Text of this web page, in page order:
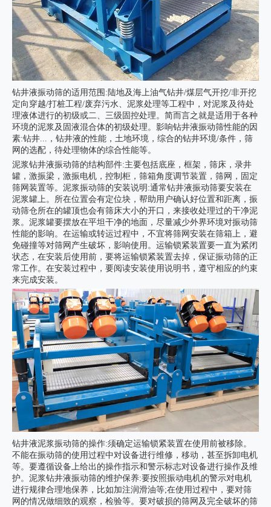
钻井液振动筛的适用范围:陆地及海上油气钻井/煤层气开挖/非开挖
定向穿越/打桩工程/废弃污水、泥浆处理等工程中，对泥浆及待处
理液体进行的初级或二、三级固控处理。简而言之就是适用于各种
环境的泥浆及固液混合体的初级处理。影响钻井液振动筛性能的因
素:钻井...，钻井液的性能，土地环境，综合的钻井环境/条件，筛
网的选配，待处理物体的综合性能等。
泥浆钻井液振动筛的结构部件:主要包括底座，框架，筛床，录井
罐，激振梁，激振电机，控制柜，筛箱角度调节装置，筛网，固定
筛网装置等。泥浆振动筛的安装说明:通常钻井液振动筛要安装在
泥浆罐上。所在位置会有定位块，帮助用户确认好位置和距离，振
动筛仓所在的罐顶也会有筛床大小的开口，来接收处理过的干净泥
浆。泥浆罐要摆放在平坦干净的地面，尽量减少外界环境对振动筛
性能的影响。在运输或转运过程中，不宜将筛网安装在筛箱上，避
免碰撞等对筛网产生破坏，影响使用。运输锁紧装置要一直为紧闭
状态，在安装后使用前，要将运输锁紧装置去掉，保证振动筛的正
常工作。在安装过程中，要阅读安装使用说明书，遵守相应的约束
来完成安装。
钻井液泥浆振动筛的操作:须确定运输锁紧装置在使用前被移除。
不能在振动筛的使用过程中对设备进行维修，移动，甚至拆卸电机
等。要遵循设备上给出的操作指示和警示标志对设备进行操作及维
护。泥浆钻井液振动筛的维护保养:要按照振动电机的警示对电机
进行规律合理地保养，比如加注润滑油等;在使用过程中，要对筛
网的情况做细致的观察，检验等。要对破损的筛网及完全破坏的筛